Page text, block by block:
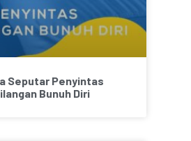
Seputar Penyintas
Bunuh Diri